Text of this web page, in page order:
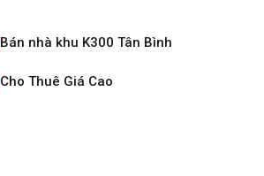
Bán nhà khu K300 Tân Bình
Cho Thuê Giá Cao